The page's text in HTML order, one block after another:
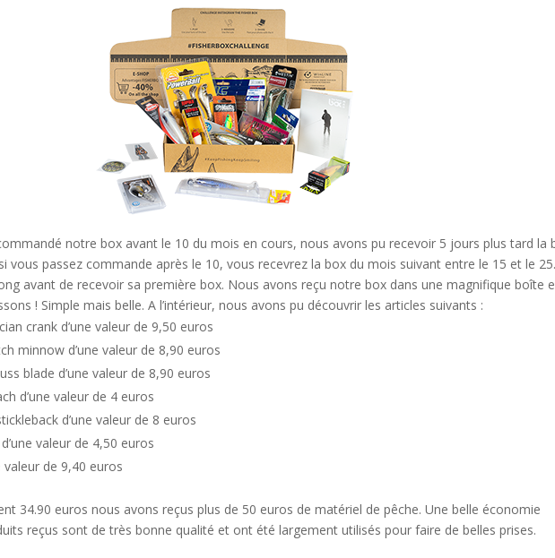
notre box avant le 10 du mois en cours, nous avons pu recevoir 5 jours plus tard la
vous passez commande après le 10, vous recevrez la box du mois suivant entre le 15 et le
avant de recevoir sa première box. Nous avons reçu notre box dans une magnifique boîte
! Simple mais belle.A l’intérieur, nous avons pu découvrir les articles suivants :
crank d’une valeur de 9,50 euros
minnow d’une valeur de 8,90 euros
blade d’une valeur de 8,90 euros
d’une valeur de 4 euros
d’une valeur de 8 euros
valeur de 4,50 euros
valeur de 9,40 euros
34.90 euros nous avons reçus plus de 50 euros de matériel de pêche. Une belle économie
reçus sont de très bonne qualité et ont été largement utilisés pour faire de belles prises.